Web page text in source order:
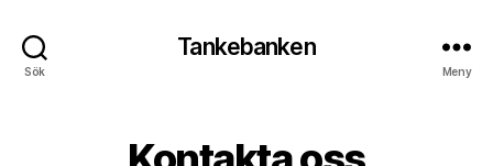
Sök
Tankebanken
Meny